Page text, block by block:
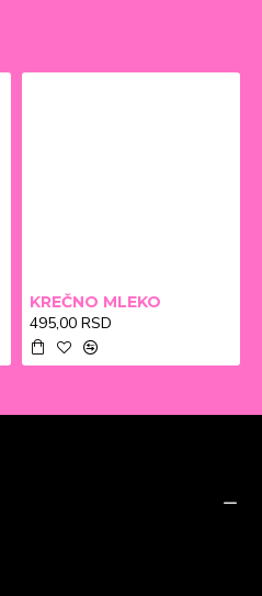
KREČNO MLEKO
495,00 RSD